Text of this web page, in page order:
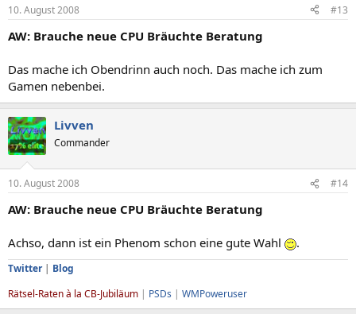
10. August 2008 #13
AW: Brauche neue CPU Bräuchte Beratung
Das mache ich Obendrinn auch noch. Das mache ich zum
Gamen nebenbei.
Livven
Commander
10. August 2008 #14
AW: Brauche neue CPU Bräuchte Beratung
Achso, dann ist ein Phenom schon eine gute Wahl .
Twitter| Blog
Rätsel-Raten à la CB-Jubiläum | PSDs | WMPoweruser